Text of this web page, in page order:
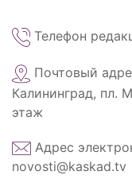
Телефон
Почтовый
Калининград, пл.
этаж
Адрес
novosti@kaskad.tv